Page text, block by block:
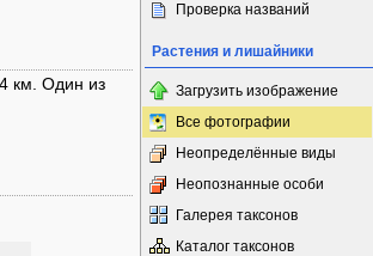
км. Один из
Проверка названий
Растения и лишайники
Загрузить изображение
Все фотографии
Неопределённые виды
Неопознанные особи
Галерея таксонов
Каталог таксонов